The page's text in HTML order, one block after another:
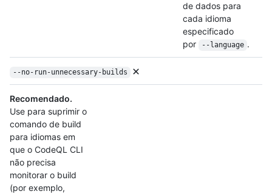
de dados para
cada idioma
especificado
por
--language .
--no-run-unnecessary-builds
Recomendado.
Use para suprimir o
comando de build
para idiomas em
que o CodeQL CLI
não precisa
monitorar o build
(por exemplo,